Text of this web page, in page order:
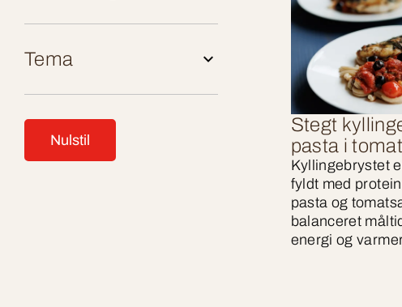
Tema
Nulstil
Stegt
pasta i
Kyllingebrystet
fyldt med
pasta og
balanceret
energi og